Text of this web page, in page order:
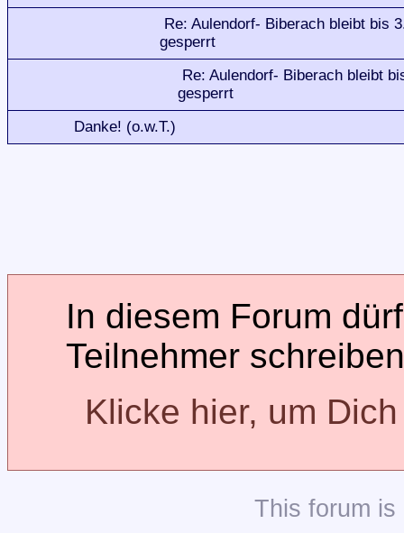
Re: Aulendorf- Biberach bleibt bis
gesperrt
Re: Aulendorf- Biberach bleibt
gesperrt
Danke! (o.w.T.)
In diesem Forum
Teilnehmer
Klicke hier, um
This forum is